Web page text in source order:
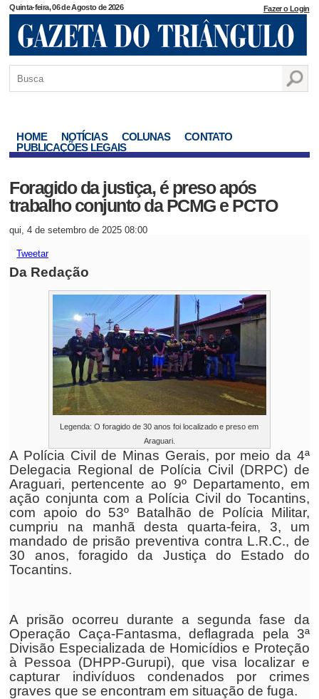
Quinta-feira, 06 de Agosto de 2026 Fazer o Login
HOME NOTÍCIAS COLUNAS
CONTATO
PUBLICAÇÕES LEGAIS
Foragido da justiça, é preso após
trabalho conjunto da PCMG e PCTO
qui, 4 de setembro de 2025 08:00
Tweetar
Da Redação
Legenda: O foragido de 30 anos foi localizado e preso em
Araguari.
A Polícia Civil de Minas Gerais, por meio da 4ª
Delegacia Regional de Polícia Civil (DRPC) de
Araguari, pertencente ao 9º Departamento, em
ação conjunta com a Polícia Civil do Tocantins,
com apoio do 53º Batalhão de Polícia Militar,
cumpriu na manhã desta quarta-feira, 3, um
mandado de prisão preventiva contra L.R.C., de
30 anos, foragido da Justiça do Estado do
Tocantins.
A prisão ocorreu durante a segunda fase da
Operação Caça-Fantasma, deflagrada pela 3ª
Divisão Especializada de Homicídios e Proteção
à Pessoa (DHPP-Gurupi), que visa localizar e
capturar indivíduos condenados por crimes
graves que se encontram em situação de fuga.